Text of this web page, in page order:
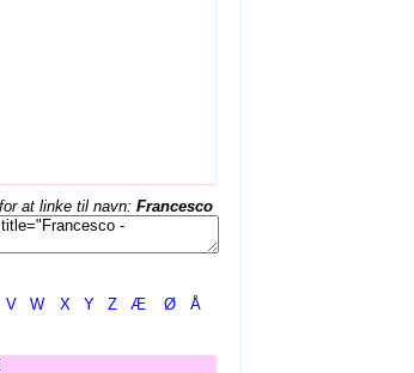
at linke til navn: Francesco
V W X Y Z Æ Ø Å